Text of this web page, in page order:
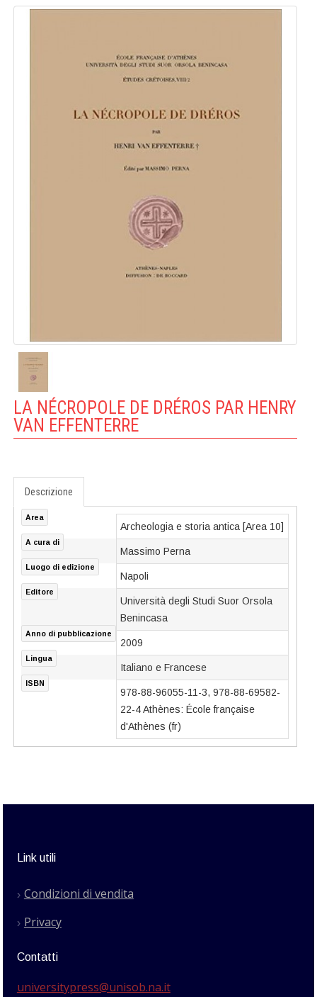
LA NÉCROPOLE DE DRÉROS PAR HENRY
VAN EFFENTERRE
Descrizione
Area
Archeologia e storia antica [Area 10]
A cura di
Massimo Perna
Luogo di edizione
Napoli
Editore
Università degli Studi Suor Orsola
Benincasa
Anno di pubblicazione
2009
Lingua
Italiano e Francese
ISBN
978-88-96055-11-3, 978-88-69582-
22-4 Athènes: École française
d'Athènes (fr)
Link utili
Condizioni di vendita
Privacy
Contatti
universitypress@unisob.na.it